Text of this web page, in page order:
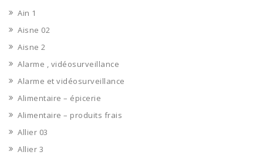
Ain 1
Aisne 02
Aisne 2
Alarme , vidéosurveillance
Alarme et vidéosurveillance
Alimentaire – épicerie
Alimentaire – produits frais
Allier 03
Allier 3